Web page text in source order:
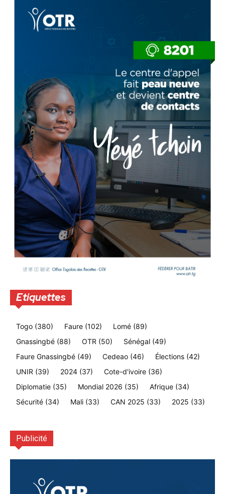
Etiquettes
Togo (380) Faure (102) Lomé (89)
Gnassingbé (88) OTR (50) Sénégal (49)
Faure Gnassingbé (49) Cedeao (46) Élections (42)
UNIR (39) 2024 (37) Cote-d'ivoire (36)
Diplomatie (35) Mondial 2026 (35) Afrique (34)
Sécurité (34) Mali (33) CAN 2025 (33) 2025 (33)
Publicité